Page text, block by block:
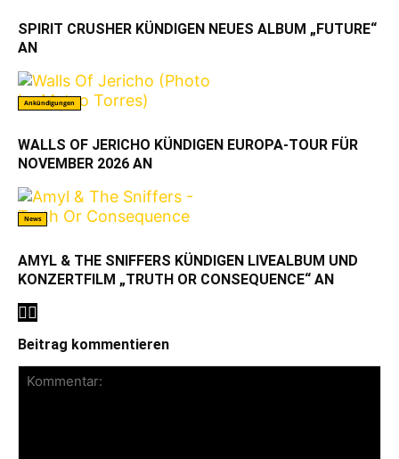
SPIRIT CRUSHER KÜNDIGEN NEUES ALBUM „FUTURE“
AN
Ankündigungen
WALLS OF JERICHO KÜNDIGEN EUROPA-TOUR FÜR
NOVEMBER 2026 AN
News
AMYL & THE SNIFFERS KÜNDIGEN LIVEALBUM UND
KONZERTFILM „TRUTH OR CONSEQUENCE“ AN
Beitrag kommentieren